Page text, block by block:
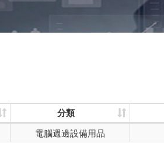
分類
電腦週邊設備用品